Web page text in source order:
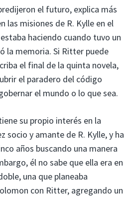
el futuro, explica más
las misiones de R. Kylle en el
haciendo cuando tuvo un
la memoria. Si Ritter puede
el final de la quinta novela,
el paradero del código
el mundo o lo que sea.
su propio interés en la
socio y amante de R. Kylle, y ha
años buscando una manera
él no sabe que ella era en
una que planeaba
con Ritter, agregando un